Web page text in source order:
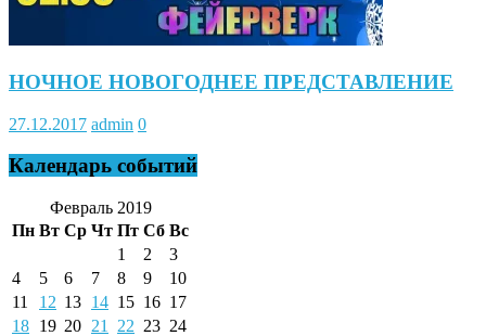
НОЧНОЕ НОВОГОДНЕЕ ПРЕДСТАВЛЕНИЕ
27.12.2017 admin 0
Календарь событий
Февраль 2019
Пн Вт Ср Чт Пт Сб Вс
1
2
3
4
5 6 7 8 9
10
11
12 13 14 15 16 17
18 19 20 21 22 23 24